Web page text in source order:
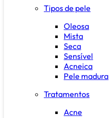
Tipos de pele
Oleosa
Mista
Seca
Sensível
Acneica
Pele madura
Tratamentos
Acne